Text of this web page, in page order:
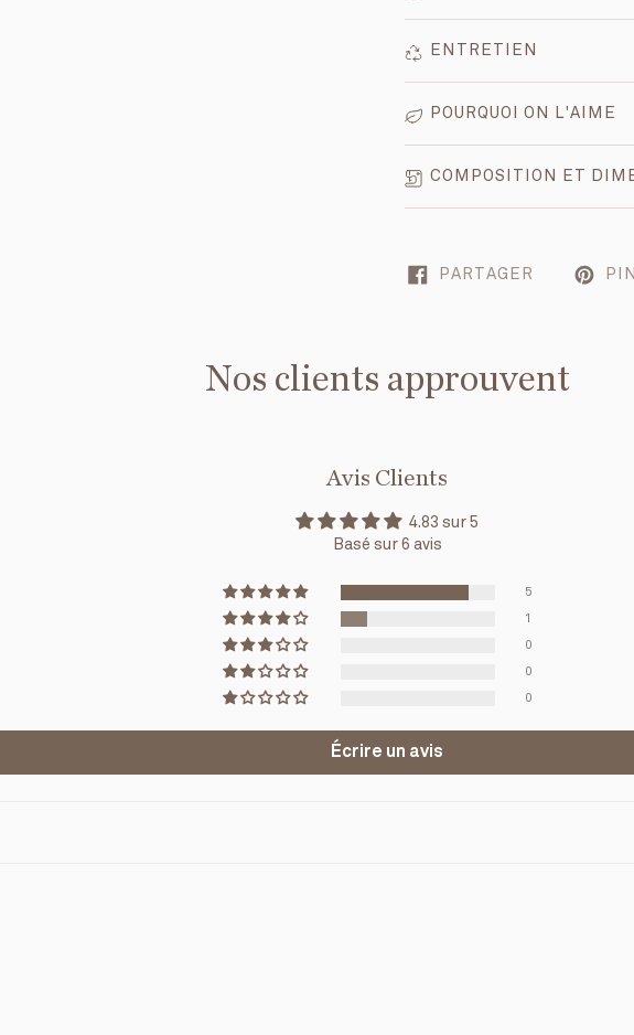
ENTRETIEN
POURQUOI ON L'AIME
COMPOSITION ET
PARTAGER
Nos clients approuvent
Avis Clients
4.83 sur 5
Basé sur 6 avis
5
1
0
0
0
Écrire un avis